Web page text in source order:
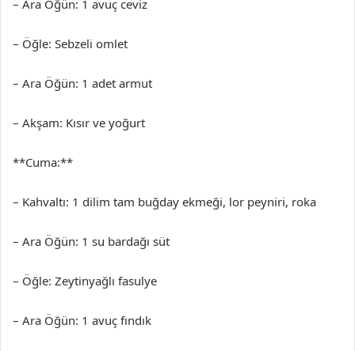
– Ara Öğün: 1 avuç ceviz
– Öğle: Sebzeli omlet
– Ara Öğün: 1 adet armut
– Akşam: Kısır ve yoğurt
**Cuma:**
– Kahvaltı: 1 dilim tam buğday ekmeği, lor peyniri, roka
– Ara Öğün: 1 su bardağı süt
– Öğle: Zeytinyağlı fasulye
– Ara Öğün: 1 avuç fındık